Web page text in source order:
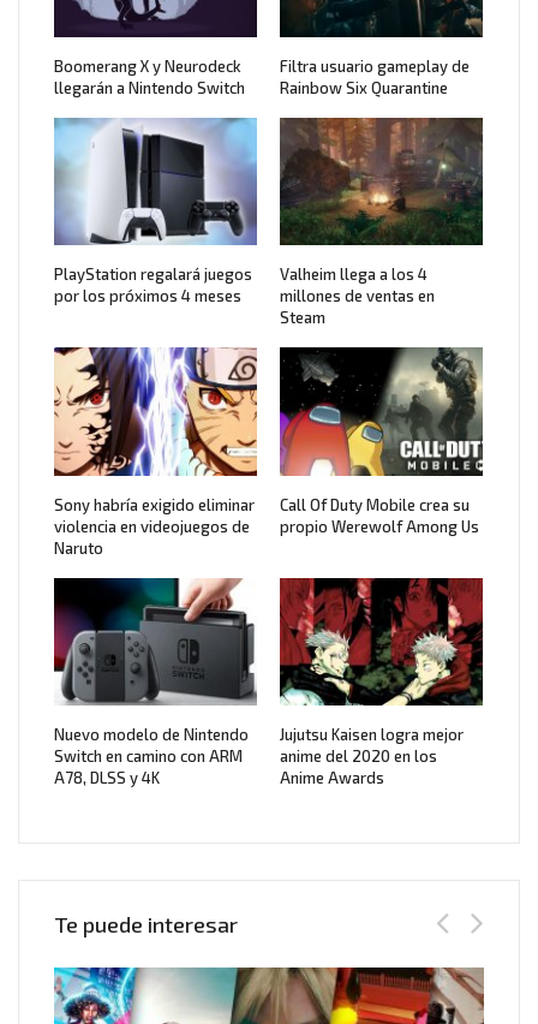
Boomerang X y Neurodeck
llegarán a Nintendo Switch
Filtra usuario gameplay de
Rainbow Six Quarantine
PlayStation regalará juegos
por los próximos 4 meses
Valheim llega a los 4
millones de ventas en
Steam
Sony habría exigido eliminar
violencia en videojuegos de
Naruto
Call Of Duty Mobile crea su
propio Werewolf Among Us
Nuevo modelo de Nintendo
Switch en camino con ARM
A78, DLSS y 4K
Jujutsu Kaisen logra mejor
anime del 2020 en los
Anime Awards
Te puede interesar